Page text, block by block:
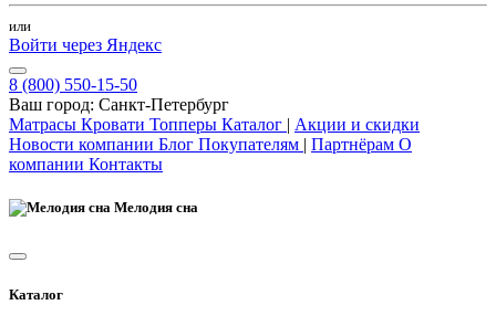
или
Войти через Яндекс
8 (800) 550-15-50
Ваш город: Санкт-Петербург
Матрасы Кровати Топперы Каталог | Акции и скидки
Новости компании Блог Покупателям | Партнёрам О
компании Контакты
Мелодия сна
Каталог